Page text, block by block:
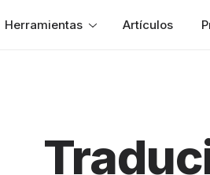
Herramientas Artículos